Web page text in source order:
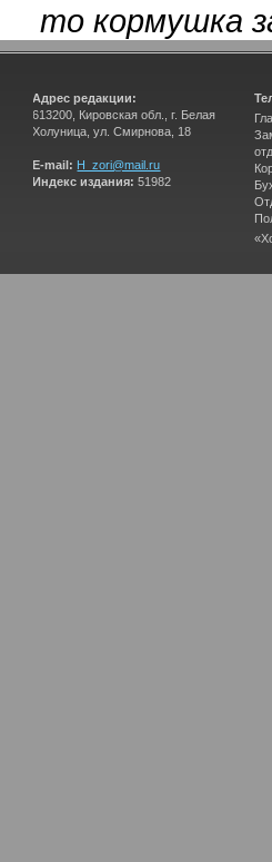
то кормушка
Адрес редакции:
613200, Кировская обл., г. Белая
Холуница, ул. Смирнова, 18
E-mail: H_zori@mail.ru
Индекс издания: 51982